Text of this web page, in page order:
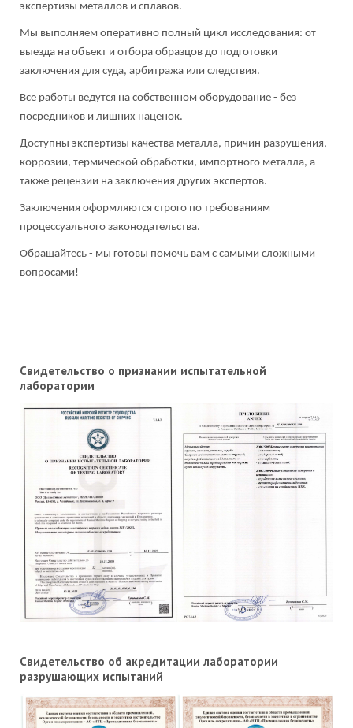
экспертизы металлов и сплавов.
Мы выполняем оперативно полный цикл исследования: от
выезда на объект и отбора образцов до подготовки
заключения для суда, арбитража или следствия.
Все работы ведутся на собственном оборудование - без
посредников и лишних наценок.
Доступны экспертизы качества металла, причин разрушения,
коррозии, термической обработки, импортного металла, а
также рецензии на заключения других экспертов.
Заключения оформляются строго по требованиям
процессуального законодательства.
Обращайтесь - мы готовы помочь вам с самыми сложными
вопросами!
Свидетельство о признании испытательной
лаборатории
Свидетельство об акредитации лаборатории
разрушающих испытаний